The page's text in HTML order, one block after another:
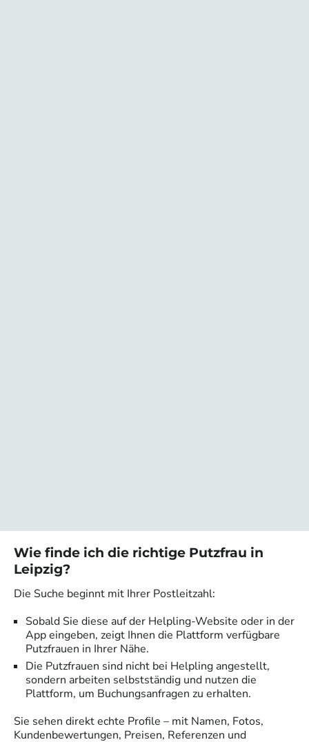
Wie finde ich die richtige Putzfrau in
Leipzig?
Die Suche beginnt mit Ihrer Postleitzahl:
Sobald Sie diese auf der Helpling-Website oder in der
App eingeben, zeigt Ihnen die Plattform verfügbare
Putzfrauen in Ihrer Nähe.
Die Putzfrauen sind nicht bei Helpling angestellt,
sondern arbeiten selbstständig und nutzen die
Plattform, um Buchungsanfragen zu erhalten.
Sie sehen direkt echte Profile – mit Namen, Fotos,
Kundenbewertungen, Preisen, Referenzen und